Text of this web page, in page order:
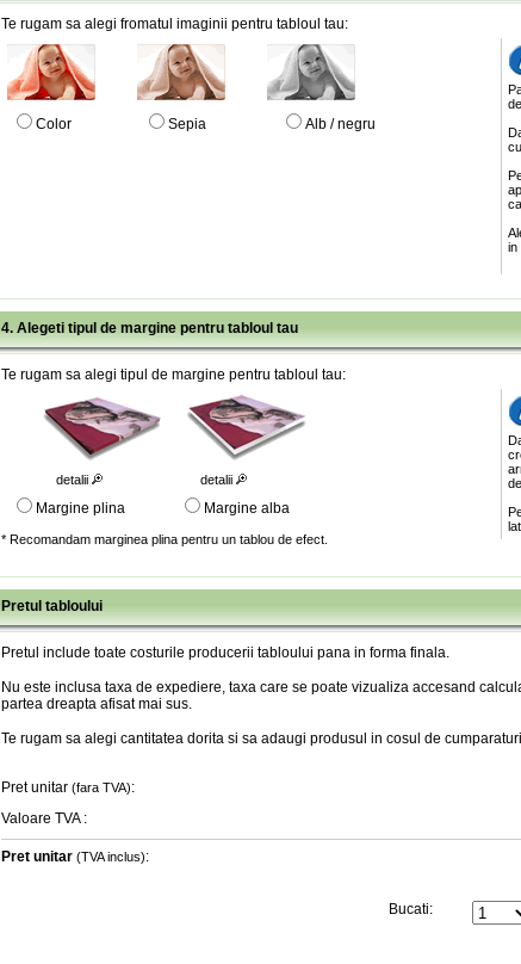
Te rugam sa alegi fromatul imaginii pentru tabloul tau:
Color Sepia Alb / negru
in
4. Alegeti tipul de margine pentru tabloul tau
Te rugam sa alegi tipul de margine pentru tabloul tau:
detalii detalii
Margine plina Margine alba
* Recomandam marginea plina pentru un tablou de efect.
Pretul tabloului
Pretul include toate costurile producerii tabloului pana in forma finala.
Nu este inclusa taxa de expediere, taxa care se poate vizualiza accesand
partea dreapta afisat mai sus.
Te rugam sa alegi cantitatea dorita si sa adaugi produsul in cosul de
Pret unitar (fara TVA):
Valoare TVA :
Pret unitar (TVA inclus):
Bucati: